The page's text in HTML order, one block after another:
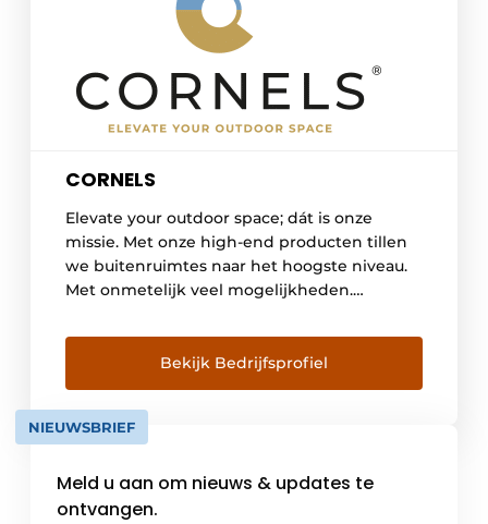
CORNELS
Elevate your outdoor space; dát is onze
missie. Met onze high-end producten tillen
we buitenruimtes naar het hoogste niveau.
Met onmetelijk veel mogelijkheden.
prestaties. Het label CORNELS manifesteert
zich als een rising star in het segment voor
het luxe buitenleven. Dit is mede te danken
aan de excellente prijs-kwaliteitverhouding
en geavanceerde productontwikkeling. […]
Bekijk Bedrijfsprofiel
NIEUWSBRIEF
Meld u aan om nieuws & updates te
ontvangen.